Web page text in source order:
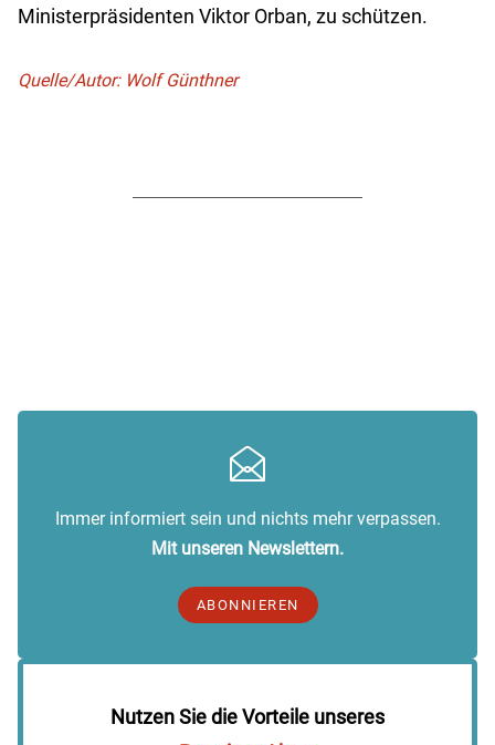
Ministerpräsidenten Viktor Orban, zu schützen.
Quelle/Autor: Wolf Günthner
Immer informiert sein und nichts mehr verpassen.
Mit unseren Newslettern.
ABONNIEREN
Nutzen Sie die Vorteile unseres